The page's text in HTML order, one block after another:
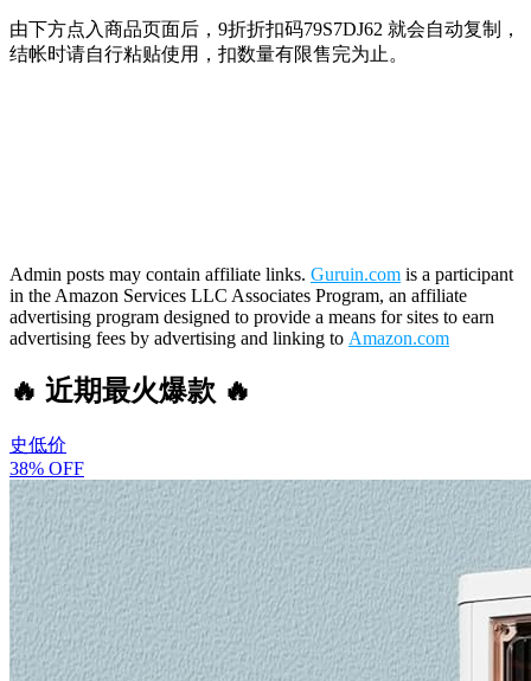
由下方点入商品页面后，9折折扣码79S7DJ62 就会自动复制，
结帐时请自行粘贴使用，扣数量有限售完为止。
Admin posts may contain affiliate links. Guruin.com is a participant
in the Amazon Services LLC Associates Program, an affiliate
advertising program designed to provide a means for sites to earn
advertising fees by advertising and linking to Amazon.com
🔥 近期最火爆款 🔥
史低价
38% OFF